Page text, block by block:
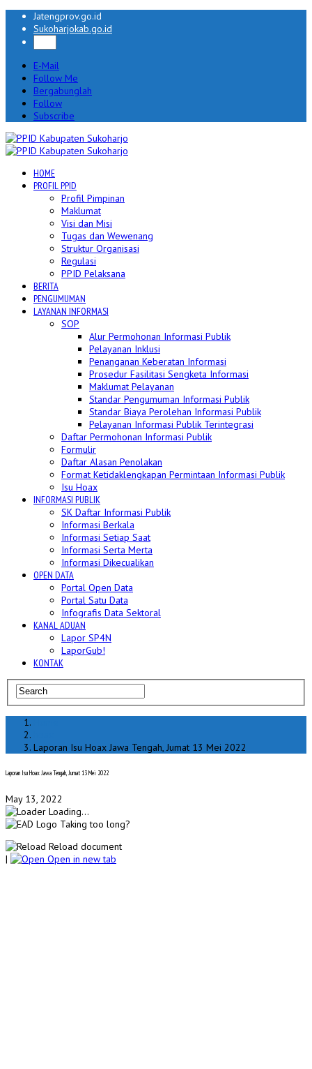
Jatengprov.go.id
Sukoharjokab.go.id
E-Mail
Follow Me
Bergabunglah
Follow
Subscribe
HOME
PROFIL PPID
Profil Pimpinan
Maklumat
Visi dan Misi
Tugas dan Wewenang
Struktur Organisasi
Regulasi
PPID Pelaksana
BERITA
PENGUMUMAN
LAYANAN INFORMASI
SOP
Alur Permohonan Informasi Publik
Pelayanan Inklusi
Penanganan Keberatan Informasi
Prosedur Fasilitasi Sengketa Informasi
Maklumat Pelayanan
Standar Pengumuman Informasi Publik
Standar Biaya Perolehan Informasi Publik
Pelayanan Informasi Publik Terintegrasi
Daftar Permohonan Informasi Publik
Formulir
Daftar Alasan Penolakan
Format Ketidaklengkapan Permintaan Informasi Publik
Isu Hoax
INFORMASI PUBLIK
SK Daftar Informasi Publik
Informasi Berkala
Informasi Setiap Saat
Informasi Serta Merta
Informasi Dikecualikan
OPEN DATA
Portal Open Data
Portal Satu Data
Infografis Data Sektoral
KANAL ADUAN
Lapor SP4N
LaporGub!
KONTAK
Laporan Isu Hoax Jawa Tengah, Jumat 13 Mei 2022
Laporan Isu Hoax Jawa Tengah, Jumat 13 Mei 2022
May 13, 2022
Loading...
Taking too long?
Reload document
|
Open in new tab